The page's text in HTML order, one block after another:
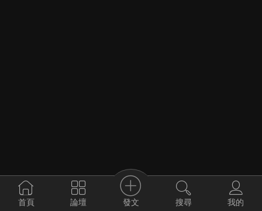
首頁 論壇 發文 搜尋 我的